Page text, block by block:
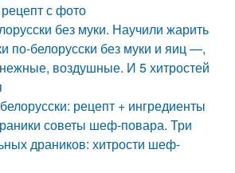
с фото
без муки. Научили жарить
по-белорусски без муки и яиц —,
воздушные. И 5 хитростей
рецепт + ингредиенты
советы шеф-повара. Три
драников: хитрости шеф-